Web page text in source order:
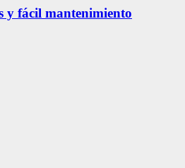
y fácil mantenimiento